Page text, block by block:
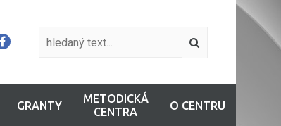
GRANTY
METODICKÁ
CENTRA
O CENTRU